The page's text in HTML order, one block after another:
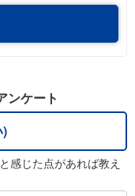
ンケート
感じた点があれば教え